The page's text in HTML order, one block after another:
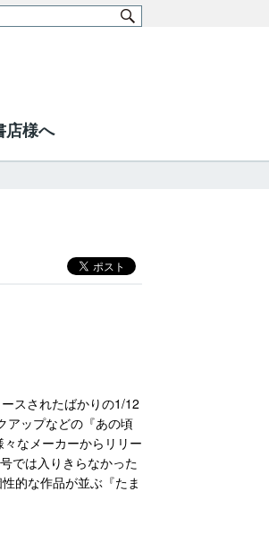
店様へ
スされたばかりの1/12
アップなどの『あの頃
なメーカーからリリー
では入りきらなかった
的な作品が並ぶ『たま